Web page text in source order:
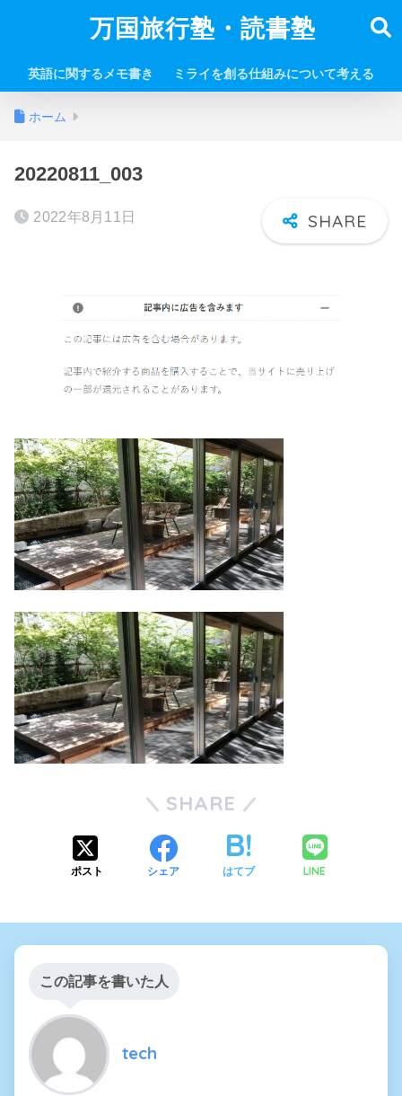
万国旅行塾・読書塾
英語に関するメモ書き ミライを創る仕組みについて考える
ホーム
20220811_003
2022年8月11日
SHARE
ポスト シェア はてブ LINE
この記事を書いた人
tech